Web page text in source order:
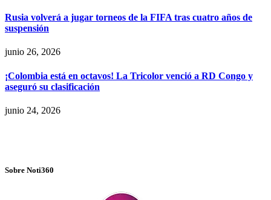
Rusia volverá a jugar torneos de la FIFA tras cuatro años de
suspensión
junio 26, 2026
¡Colombia está en octavos! La Tricolor venció a RD Congo y
aseguró su clasificación
junio 24, 2026
Sobre Noti360